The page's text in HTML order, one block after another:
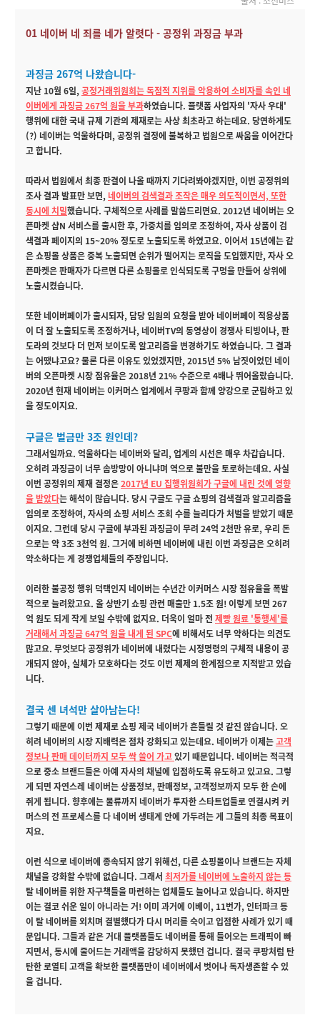
01 네이버 네 죄를 네가 알렷다 - 공정위 과징금 부과
과징금 267억 나왔습니다-
지난 10월 6일, 공정거래위원회는 독점적 지위를 악용하여 소비자를 속인 네
이버에게 과징금 267억 원을 부과하였습니다. 플랫폼 사업자의 '자사 우대'
행위에 대한 국내 규제 기관의 제재로는 사상 최초라고 하는데요. 당연하게도
(?) 네이버는 억울하다며, 공정위 결정에 불복하고 법원으로 싸움을 이어간다
고 합니다.
따라서 법원에서 최종 판결이 나올 때까지 기다려봐야겠지만, 이번 공정위의
조사 결과 발표만 보면, 네이버의 검색결과 조작은 매우 의도적이면서, 또한
동시에 치밀했습니다. 구체적으로 사례를 말씀드리면요. 2012년 네이버는 오
픈마켓 샵N 서비스를 출시한 후, 가중치를 임의로 조정하여, 자사 상품이 검
색결과 페이지의 15~20% 정도로 노출되도록 하였고요. 이어서 15년에는 같
은 쇼핑몰 상품은 중복 노출되면 순위가 떨어지는 로직을 도입했지만, 자사 오
픈마켓은 판매자가 다르면 다른 쇼핑몰로 인식되도록 구멍을 만들어 상위에
노출시켰습니다.
또한 네이버페이가 출시되자, 담당 임원의 요청을 받아 네이버페이 적용상품
이 더 잘 노출되도록 조정하거나, 네이버TV의 동영상이 경쟁사 티빙이나, 판
도라의 것보다 더 먼저 보이도록 알고리즘을 변경하기도 하였습니다. 그 결과
는 어땠냐고요? 물론 다른 이유도 있었겠지만, 2015년 5% 남짓이었던 네이
버의 오픈마켓 시장 점유율은 2018년 21% 수준으로 4배나 뛰어올랐습니다.
2020년 현재 네이버는 이커머스 업계에서 쿠팡과 함께 양강으로 군림하고 있
을 정도이지요.
구글은 벌금만 3조 원인데?
그래서일까요. 억울하다는 네이버와 달리, 업계의 시선은 매우 차갑습니다.
오히려 과징금이 너무 솜방망이 아니냐며 역으로 불만을 토로하는데요. 사실
이번 공정위의 제재 결정은2017년 EU 집행위원회가 구글에 내린 것에 영향
을 받았다는 해석이 많습니다. 당시 구글도 구글 쇼핑의 검색결과 알고리즘을
임의로 조정하여, 자사의 쇼핑 서비스 조회 수를 늘리다가 처벌을 받았기 때문
이지요. 그런데 당시 구글에 부과된 과징금이 무려 24억 2천만 유로, 우리 돈
으로는 약 3조 3천억 원. 그거에 비하면 네이버에 내린 이번 과징금은 오히려
약소하다는 게 경쟁업체들의 주장입니다.
이러한 불공정 행위 덕택인지 네이버는 수년간 이커머스 시장 점유율을 폭발
적으로 늘려왔고요. 올 상반기 쇼핑 관련 매출만 1.5조 원! 이렇게 보면 267
억 원도 되게 작게 보일 수밖에 없지요. 더욱이 얼마 전 제빵 원료 '통행세'를
거래해서 과징금 647억 원을 내게 된 SPC에 비해서도 너무 약하다는 의견도
많고요. 무엇보다 공정위가 네이버에 내렸다는 시정명령의 구체적 내용이 공
개되지 않아, 실체가 모호하다는 것도 이번 제제의 한계점으로 지적받고 있습
니다.
결국 센 녀석만 살아남는다!
그렇기 때문에 이번 제재로 쇼핑 제국 네이버가 흔들릴 것 같진 않습니다. 오
히려 네이버의 시장 지배력은 점차 강화되고 있는데요. 네이버가 이제는고객
정보나 판매 데이터까지 모두 싹 쓸어 가고있기 때문입니다. 네이버는 적극적
으로 중소 브랜드들은 아예 자사의 채널에 입점하도록 유도하고 있고요. 그렇
게 되면 자연스레 네이버는 상품정보, 판매정보, 고객정보까지 모두 한 손에
쥐게 됩니다. 향후에는 물류까지 네이버가 투자한 스타트업들로 연결시켜 커
머스의 전 프로세스를 다 네이버 생태계 안에 가두려는 게 그들의 최종 목표이
지요.
이런 식으로 네이버에 종속되지 않기 위해선, 다른 쇼핑몰이나 브랜드는 자체
채널을 강화할 수밖에 없습니다. 그래서 최저가를 네이버에 노출하지 않는 등
탈 네이버를 위한 자구책들을 마련하는 업체들도 늘어나고 있습니다. 하지만
이는 결코 쉬운 일이 아니라는 거! 이미 과거에 이베이, 11번가, 인터파크 등
이 탈 네이버를 외치며 결별했다가 다시 머리를 숙이고 입점한 사례가 있기 때
문입니다. 그들과 같은 거대 플랫폼들도 네이버를 통해 들어오는 트래픽이 빠
지면서, 동시에 줄어드는 거래액을 감당하지 못했던 겁니다. 결국 쿠팡처럼 탄
탄한 로열티 고객을 확보한 플랫폼만이 네이버에서 벗어나 독자생존할 수 있
을 겁니다.